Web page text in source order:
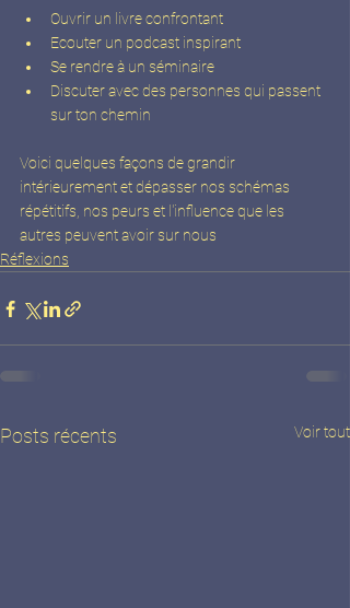
Ouvrir un livre confrontant
Ecouter un podcast inspirant
Se rendre à un séminaire
Discuter avec des personnes qui passent
sur ton chemin
Voici quelques façons de grandir
intérieurement et dépasser nos schémas
répétitifs, nos peurs et l'influence que les
autres peuvent avoir sur nous
Réflexions
Posts récents Voir tout